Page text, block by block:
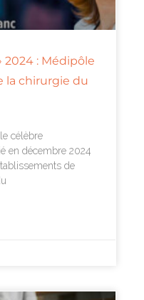
2024 : Médipôle
la chirurgie du
célèbre
en décembre 2024
de